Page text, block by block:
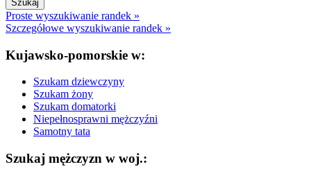
Proste wyszukiwanie randek »
Szczegółowe wyszukiwanie randek »
Kujawsko-pomorskie w:
Szukam dziewczyny
Szukam żony
Szukam domatorki
Niepełnosprawni mężczyźni
Samotny tata
Szukaj mężczyzn w woj.: